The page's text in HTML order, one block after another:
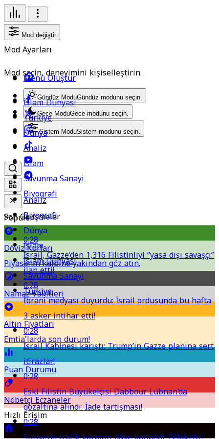
Mod değiştir
Mod Ayarları
Mod seçin, deneyimini kişiselleştirin.
Gündüz ModuGündüz modunu seçin.
Gece ModuGece modunu seçin.
Sistem ModuSistem modunu seçin.
Popüler
Döviz Kurları
Piyasanın kalbine yakından göz atın.
Namaz Vakitleri
Altın Fiyatları
Emtia'larda son durum!
Puan Durumu
Nöbetçi Eczaneler
Hızlı Erişim
Menü Oluştur
Analiz
Biyografi
Dünya
İslam
İslam Dünyası
Savunma Sanayi
Türkiye
İslam Dünyası
Türkiye
Dünya
Analiz
İslam
Savunma Sanayi
Biyografi
Son Gelişmeler
0:28
İsrail, Gazze’den 1,316 Filistinliyi “yasa dışı savaşçı”
ilan etti!
0:28
İbrani medyası duyurdu: İsrail ordusunda bu hafta
3 asker intihar etti!
0:28
İsrail Kabinesi karıştı: Trump’ın Gazze planına sert
itirazlar!
0:28
Eski Filistin Büyükelçisi Dabbour Lübnan’da
gözaltına alındı: İade tartışması!
0:28